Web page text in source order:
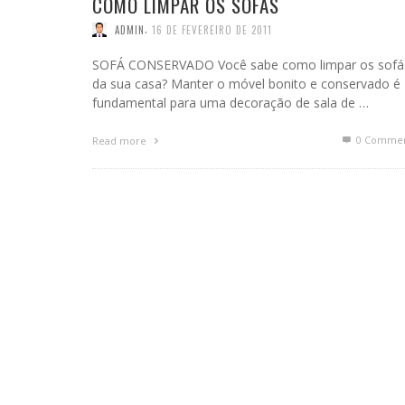
ADMIN 16 DE FEVEREIRO DE 2011
SOFÁ CONSERVADO Você sabe como limpar os
da sua casa? Manter o móvel bonito e conservado é
fundamental para uma decoração de sala de …
Read more 0